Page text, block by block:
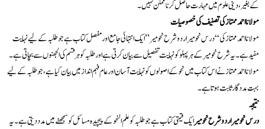
کے بغیر، دینی علوم میں مہارت حاصل کرنا ممکن نہیں۔
مولانا احمد ممتاز کی تصنیف کی خصوصیات
مولانا احمد ممتاز کی “درس نحومیر اردو شرح نحومیر” ایک انتہائی جامع اور مفصل کتاب ہے جو طلبہ کے لیے نہایت
مفید ہے۔ یہ شرح نحومیر کے ہر پہلو کو نہایت تفصیل سے بیان کرتی ہے اور طلبہ کو ہر قسم کی الجھنوں سے بچاتی ہے۔
مولانا احمد ممتاز نے اس کتاب میں نحو کے اصولوں کو نہایت آسان اور عام فہم انداز میں بیان کیا ہے، جو طلبہ کے لیے
بہت مددگار ثابت ہوتا ہے۔
نتیجہ
درس نحومیر اردو شرح نحومیرایک قیمتی کتاب ہے جو طلبہ کو علم النحو کے پیچیدہ مسائل کو سمجھنے میں مدد دیتی ہے۔ یہ